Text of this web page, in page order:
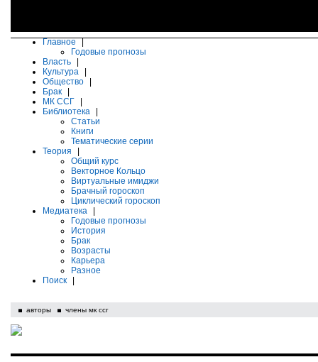
Главное
Годовые прогнозы
Власть
Культура
Общество
Брак
МК ССГ
Библиотека
Статьи
Книги
Тематические серии
Теория
Общий курс
Векторное Кольцо
Виртуальные имиджи
Брачный гороскоп
Циклический гороскоп
Медиатека
Годовые прогнозы
История
Брак
Возрасты
Карьера
Разное
Поиск
авторы члены мк ссг